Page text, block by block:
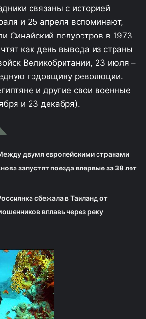
связаны с историей
и 25 апреля вспоминают,
Синайский полуостров в 1973
как день вывода из страны
Великобритании, 23 июля –
годовщину революции.
и другие свои военные
и 23 декабря).
двумя европейскими странами
запустят поезда впервые за 38 лет
сбежала в Таиланд от
вплавь через реку